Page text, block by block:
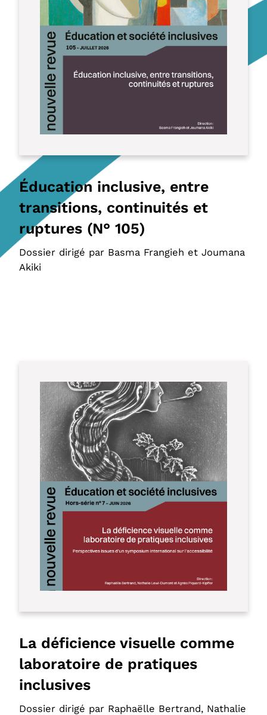
Éducation inclusive, entre
transitions, continuités et
ruptures (N° 105)
Dossier dirigé par Basma Frangieh et Joumana
Akiki
La déficience visuelle comme
laboratoire de pratiques
inclusives
Dossier dirigé par Raphaëlle Bertrand, Nathalie